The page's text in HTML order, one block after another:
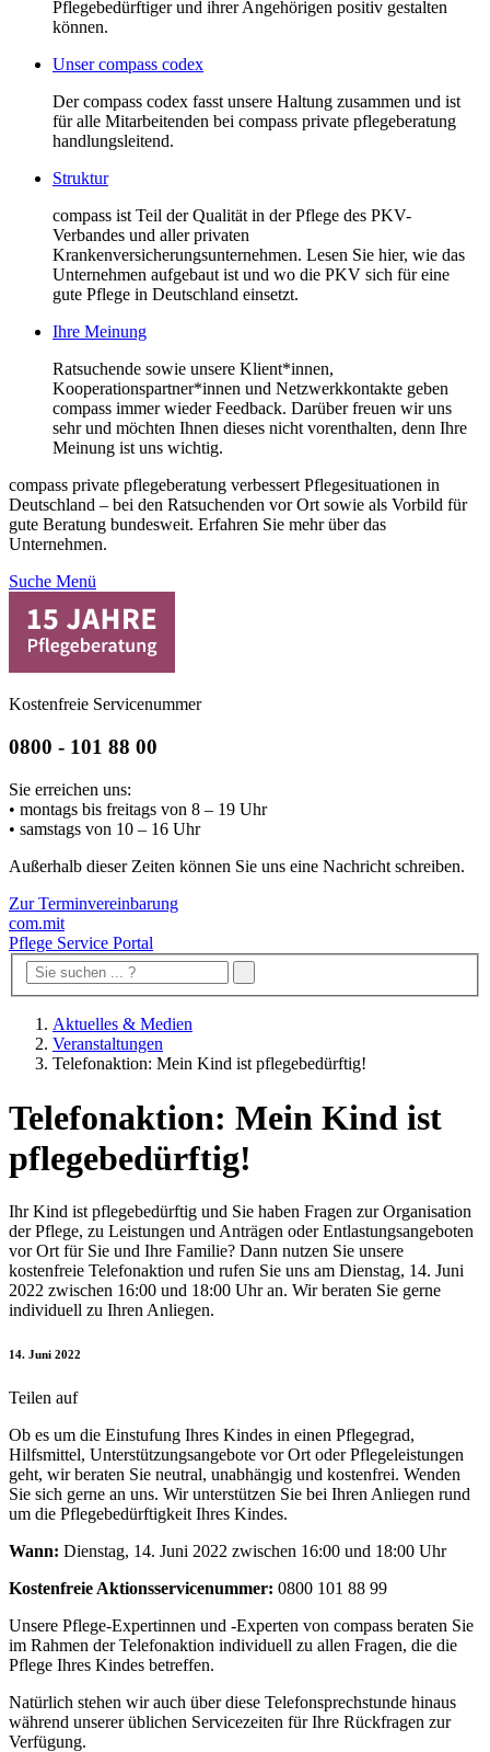
Pflegebedürftiger und ihrer Angehörigen positiv gestalten
können.
Unser compass codex
Der compass codex fasst unsere Haltung zusammen und ist
für alle Mitarbeitenden bei compass private pflegeberatung
handlungsleitend.
Struktur
compass ist Teil der Qualität in der Pflege des PKV-
Verbandes und aller privaten
Krankenversicherungsunternehmen. Lesen Sie hier, wie das
Unternehmen aufgebaut ist und wo die PKV sich für eine
gute Pflege in Deutschland einsetzt.
Ihre Meinung
Ratsuchende sowie unsere Klient*innen,
Kooperationspartner*innen und Netzwerkkontakte geben
compass immer wieder Feedback. Darüber freuen wir uns
sehr und möchten Ihnen dieses nicht vorenthalten, denn Ihre
Meinung ist uns wichtig.
compass private pflegeberatung verbessert Pflegesituationen in
Deutschland – bei den Ratsuchenden vor Ort sowie als Vorbild für
gute Beratung bundesweit. Erfahren Sie mehr über das
Unternehmen.
Suche Menü
Kostenfreie Servicenummer
0800 - 101 88 00
Sie erreichen uns:
• montags bis freitags von 8 – 19 Uhr
• samstags von 10 – 16 Uhr
Außerhalb dieser Zeiten können Sie uns eine Nachricht schreiben.
Zur Terminvereinbarung
com.mit
Pflege Service Portal
Aktuelles & Medien
Veranstaltungen
Telefonaktion: Mein Kind ist pflegebedürftig!
Telefonaktion: Mein Kind ist
pflegebedürftig!
Ihr Kind ist pflegebedürftig und Sie haben Fragen zur Organisation
der Pflege, zu Leistungen und Anträgen oder Entlastungsangeboten
vor Ort für Sie und Ihre Familie? Dann nutzen Sie unsere
kostenfreie Telefonaktion und rufen Sie uns am Dienstag, 14. Juni
2022 zwischen 16:00 und 18:00 Uhr an. Wir beraten Sie gerne
individuell zu Ihren Anliegen.
14. Juni 2022
Teilen auf
Ob es um die Einstufung Ihres Kindes in einen Pflegegrad,
Hilfsmittel, Unterstützungsangebote vor Ort oder Pflegeleistungen
geht, wir beraten Sie neutral, unabhängig und kostenfrei. Wenden
Sie sich gerne an uns. Wir unterstützen Sie bei Ihren Anliegen rund
um die Pflegebedürftigkeit Ihres Kindes.
Wann: Dienstag, 14. Juni 2022 zwischen 16:00 und 18:00 Uhr
Kostenfreie Aktionsservicenummer: 0800 101 88 99
Unsere Pflege-Expertinnen und -Experten von compass beraten Sie
im Rahmen der Telefonaktion individuell zu allen Fragen, die die
Pflege Ihres Kindes betreffen.
Natürlich stehen wir auch über diese Telefonsprechstunde hinaus
während unserer üblichen Servicezeiten für Ihre Rückfragen zur
Verfügung.